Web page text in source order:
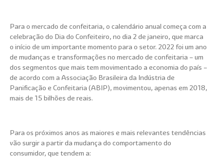
Para o mercado de confeitaria, o calendário anual começa com a
celebração do Dia do Confeiteiro, no dia 2 de janeiro, que marca
o início de um importante momento para o setor. 2022 foi um ano
de mudanças e transformações no mercado de confeitaria – um
dos segmentos que mais tem movimentado a economia do país –
de acordo com a Associação Brasileira da Indústria de
Panificação e Confeitaria (ABIP), movimentou, apenas em 2018,
mais de 15 bilhões de reais.
Para os próximos anos as maiores e mais relevantes tendências
vão surgir a partir da mudança do comportamento do
consumidor, que tendem a: